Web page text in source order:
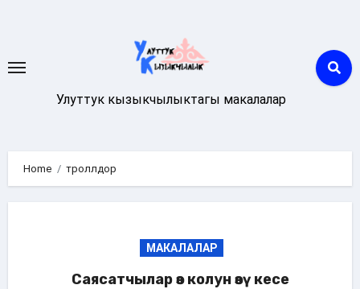
Улуттук кызыкчылыктагы макалалар
Home троллдор
МАКАЛАЛАР
Саясатчылар өз колун өзү кесе